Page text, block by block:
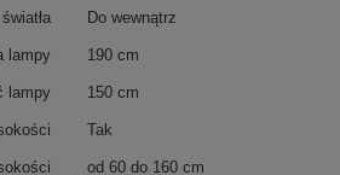
warianty lampy LED Geometrik
Do wewnątrz
lampy 190 cm
lampy 150 cm
Tak
od 60 do 160 cm